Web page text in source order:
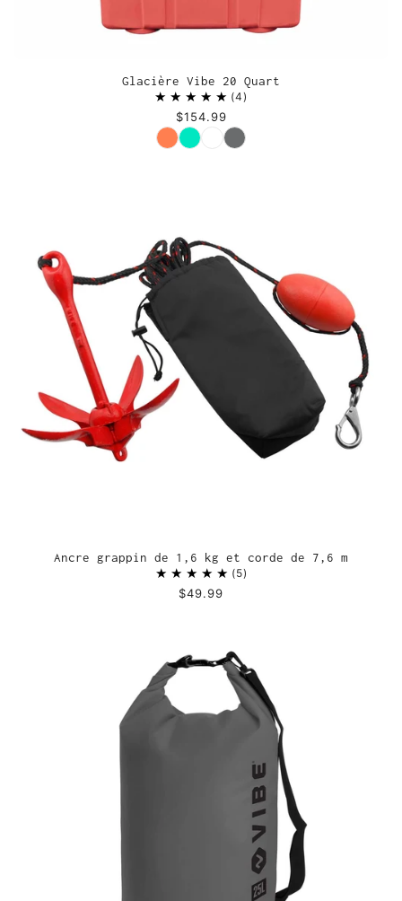
Glacière Vibe 20 Quart
4
$154.99
Couleur
Ancre grappin de 1,6 kg et corde de 7,6 m
5
$49.99